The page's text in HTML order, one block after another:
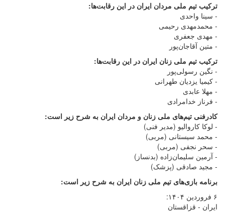
ترکیب تیم ملی مردان ایران در این رقابت‌ها:
- سینا واحدی
- محمدمهدی رحیمی
- مهدی جعفری
- متین آقاجان‌پور
ترکیب تیم ملی زنان ایران در این رقابت‌ها:
- نگین رسولی‌پور
- کیمیا یزدیان طهرانی
- مهلا عابدی
- فرناز خدامرادی
کادرفنی تیم‌های ملی زنان و مردان ایران به شرح زیر است:
- لوکا کاروالیو (مدیر فنی)
- محمد سیستانی (مربی)
- سحر نجفی (مربی)
- آرمین سلیمان‌زاده (بدنساز)
- مجید صادقی (پزشک)
برنامه بازی‌های تیم ملی زنان ایران به شرح زیر است:
۶ فروردین ۱۴۰۴:
ایران - قزاقستان